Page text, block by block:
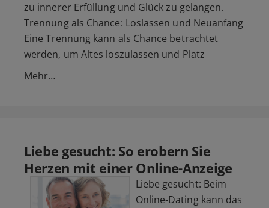
zu innerer Erfüllung und Glück zu gelangen.
Trennung als Chance: Loslassen und Neuanfang
Eine Trennung kann als Chance betrachtet
werden, um Altes loszulassen und Platz
Mehr…
Liebe gesucht: So erobern Sie
Herzen mit einer Online-Anzeige
Liebe gesucht: Beim
Online-Dating kann das